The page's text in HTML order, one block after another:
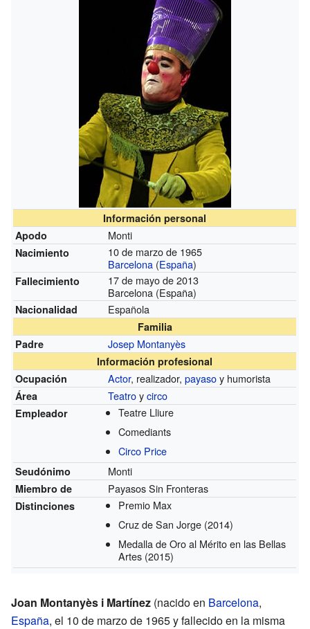
Información personal
Apodo
Monti
Nacimiento
10 de marzo de 1965
Barcelona (España)
Fallecimiento
17 de mayo de 2013
Barcelona (España)
Nacionalidad Española
Familia
Padre
Josep Montanyès
Información profesional
Ocupación
Actor, realizador,payasoy humorista
Área Teatroycirco
Empleador
Teatre Lliure
Comediants
Circo Price
Seudónimo Monti
Miembro de Payasos Sin Fronteras
Distinciones
Premio Max
Cruz de San Jorge (2014)
Medalla de Oro al Mérito en las Bellas
Artes (2015)
Joan Montanyès i Martínez (nacido en Barcelona,
España, el 10 de marzo de 1965 y fallecido en la misma